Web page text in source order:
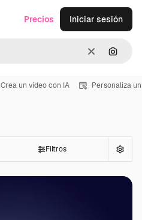
Borrar
Precios Iniciar sesión
Crea un vídeo con IA Personaliza
Filtros